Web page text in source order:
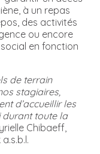
à un repas
des activités
ou encore
en fonction
de terrain
stagiaires,
d’accueillir les
durant toute la
Chibaeff,